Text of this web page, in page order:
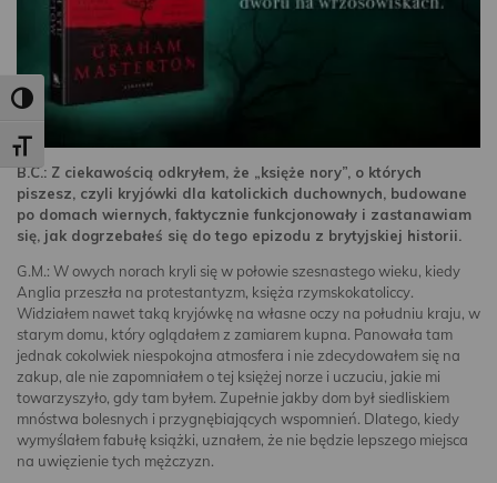
Toggle High Contrast
Toggle Font size
B.C.: Z ciekawością odkryłem, że „księże nory”, o których
piszesz, czyli kryjówki dla katolickich duchownych, budowane
po domach wiernych, faktycznie funkcjonowały i zastanawiam
się, jak dogrzebałeś się do tego epizodu z brytyjskiej historii.
G.M.: W owych norach kryli się w połowie szesnastego wieku, kiedy
Anglia przeszła na protestantyzm, księża rzymskokatoliccy.
Widziałem nawet taką kryjówkę na własne oczy na południu kraju, w
starym domu, który oglądałem z zamiarem kupna. Panowała tam
jednak cokolwiek niespokojna atmosfera i nie zdecydowałem się na
zakup, ale nie zapomniałem o tej księżej norze i uczuciu, jakie mi
towarzyszyło, gdy tam byłem. Zupełnie jakby dom był siedliskiem
mnóstwa bolesnych i przygnębiających wspomnień. Dlatego, kiedy
wymyślałem fabułę książki, uznałem, że nie będzie lepszego miejsca
na uwięzienie tych mężczyzn.